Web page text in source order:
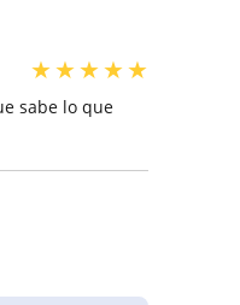
★★★★★
sabe lo que